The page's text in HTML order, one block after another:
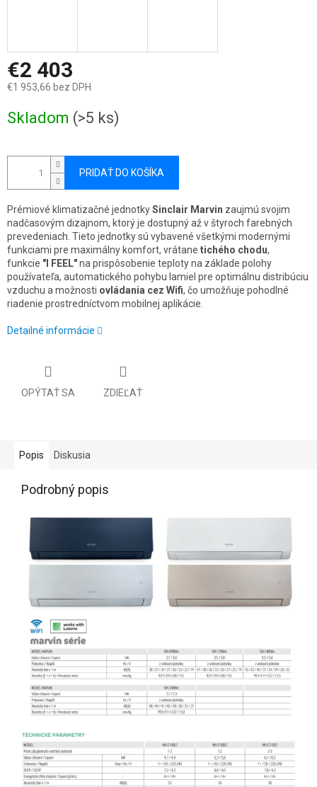
€2 403
€1 953,66 bez DPH
cena:
Skladom (>5 ks)
PRIDAŤ DO KOŠÍKA
Prémiové klimatizačné jednotkySinclair Marvin zaujmú svojim
nadčasovým dizajnom, ktorý je dostupný až v štyroch farebných
prevedeniach. Tieto jednotky sú vybavené všetkými modernými
funkciami pre maximálny komfort, vrátane tichého chodu,
funkcie "I FEEL"na prispôsobenie teploty na základe polohy
používateľa, automatického pohybu lamiel pre optimálnu distribúciu
vzduchu a možnosti ovládania cez Wifi, čo umožňuje pohodlné
riadenie prostredníctvom mobilnej aplikácie.
Detailné informácie
OPÝTAŤ SA ZDIEĽAŤ
Popis Diskusia
Podrobný popis